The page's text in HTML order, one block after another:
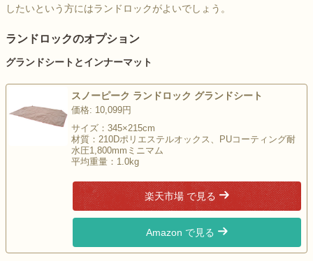
したいという方にはランドロックがよいでしょう。
ランドロックのオプション
グランドシートとインナーマット
スノーピーク ランドロック グランドシート
価格: 10,099円
サイズ：345×215cm
材質：210Dポリエステルオックス、PUコーティング耐
水圧1,800mmミニマム
平均重量：1.0kg
楽天市場 で見る
Amazon で見る